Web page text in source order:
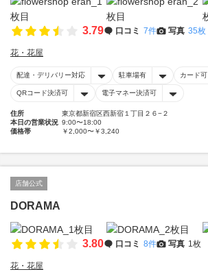
3.79 口コミ 7件 写真 35枚
花・花屋
配達・デリバリー対応 駐車場有 カード可
QRコード決済可 電子マネー決済可
住所
東京都新宿区西新宿１丁目２６−２
本日の営業状況 9:00〜18:00
価格帯
￥2,000〜￥3,240
店舗公式
DORAMA
3.80 口コミ 8件 写真 1枚
花・花屋